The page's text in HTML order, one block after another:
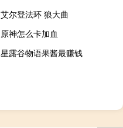
艾尔登法环 狼大曲
原神怎么卡加血
星露谷物语果酱最赚钱